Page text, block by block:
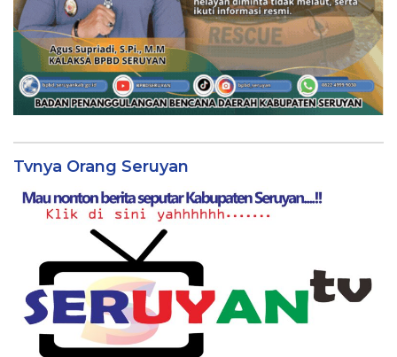
Tvnya Orang Seruyan